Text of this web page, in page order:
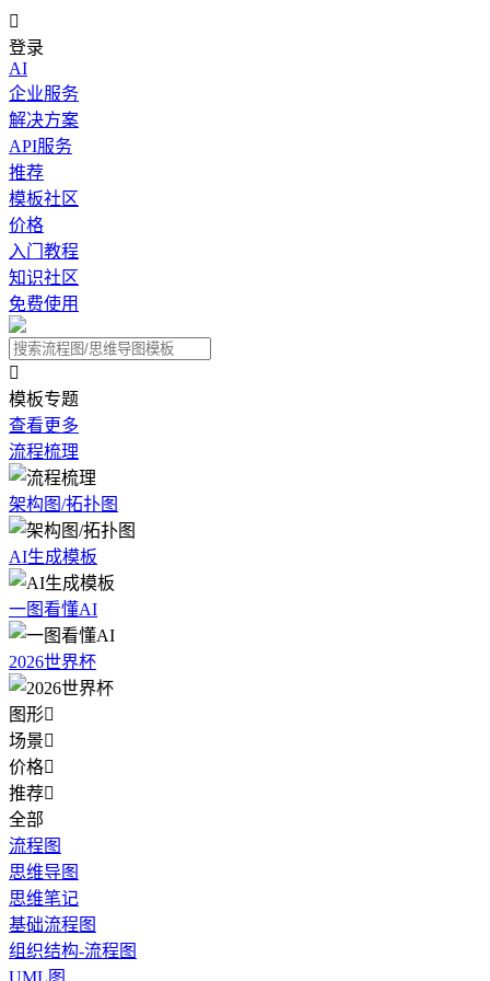

登录
AI
企业服务
解决方案
API服务
推荐
模板社区
价格
入门教程
知识社区
免费使用

模板专题
查看更多
流程梳理
架构图/拓扑图
AI生成模板
一图看懂AI
2026世界杯
图形
场景
价格
推荐
全部
流程图
思维导图
思维笔记
基础流程图
组织结构-流程图
UML图